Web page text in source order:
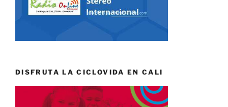
DISFRUTA LA CICLOVIDA EN CALI